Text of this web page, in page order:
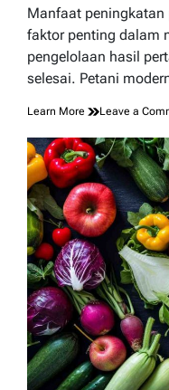
read
Manfaat
faktor penting dalam
pengelolaan hasil
selesai. Petani
Learn More Leave a